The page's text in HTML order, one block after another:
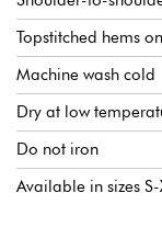
Topstitched hems
Machine wash cold
Dry at low
Do not iron
Available in sizes S-